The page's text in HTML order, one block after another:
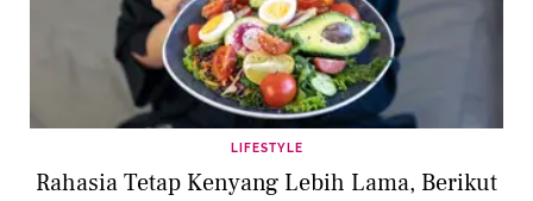
LIFESTYLE
Rahasia Tetap Kenyang Lebih Lama, Berikut